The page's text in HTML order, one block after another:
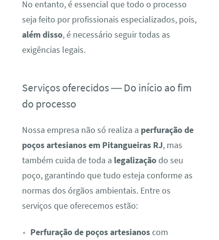
No entanto, é essencial que todo o processo
seja feito por profissionais especializados, pois,
além disso, é necessário seguir todas as
exigências legais.
Serviços oferecidos — Do início ao fim
do processo
Nossa empresa não só realiza a perfuração de
poços artesianos em Pitangueiras RJ, mas
também cuida de toda a legalizaçãodo seu
poço, garantindo que tudo esteja conforme as
normas dos órgãos ambientais. Entre os
serviços que oferecemos estão:
Perfuração de poços artesianoscom